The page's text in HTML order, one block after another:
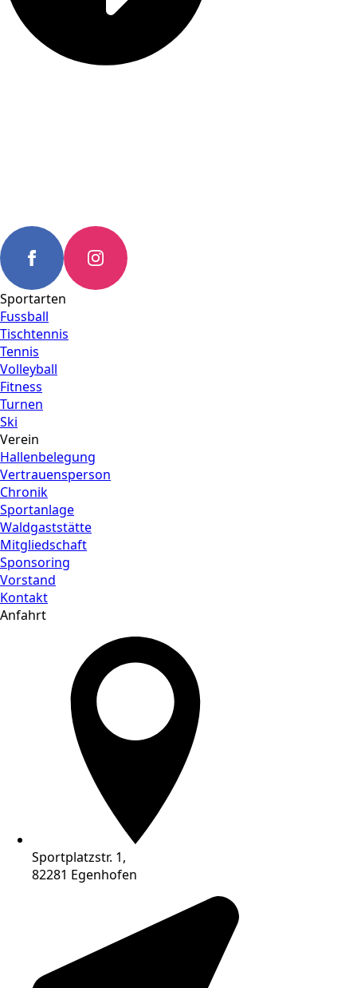
Sportarten
Fussball
Tischtennis
Tennis
Volleyball
Fitness
Turnen
Ski
Verein
Hallenbelegung
Vertrauensperson
Chronik
Sportanlage
Waldgaststätte
Mitgliedschaft
Sponsoring
Vorstand
Kontakt
Anfahrt
Sportplatzstr. 1,
82281 Egenhofen